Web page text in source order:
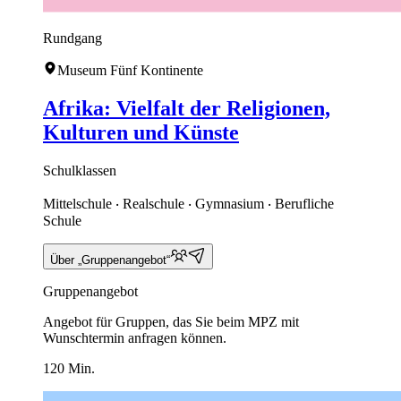
Rundgang
Museum Fünf Kontinente
Afrika: Vielfalt der Religionen,
Kulturen und Künste
Schulklassen
Mittelschule ‧ Realschule ‧ Gymnasium ‧ Berufliche
Schule
Über „Gruppenangebot“
Gruppenangebot
Angebot für Gruppen, das Sie beim MPZ mit
Wunschtermin anfragen können.
120 Min.